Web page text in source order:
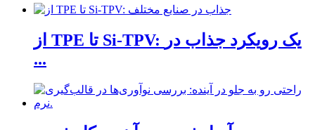
از TPE تا Si-TPV: یک رویکرد جذاب در
...